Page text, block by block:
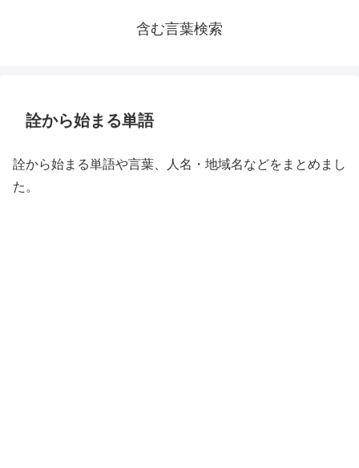
含む言葉検索
詮から始まる単語
詮から始まる単語や言葉、人名・地域名などをまとめまし
た。